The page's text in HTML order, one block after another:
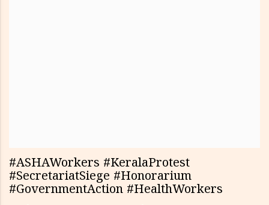
#ASHAWorkers #KeralaProtest
#SecretariatSiege #Honorarium
#GovernmentAction #HealthWorkers